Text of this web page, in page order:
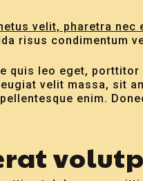
velit, pharetra nec
risus condimentum
quis leo eget,
velit massa, sit
enim.